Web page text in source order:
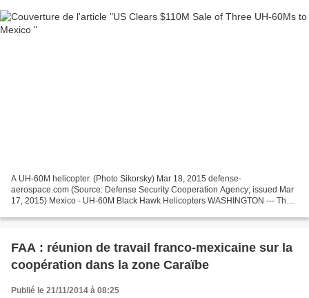
A UH-60M helicopter. (Photo Sikorsky) Mar 18, 2015 defense-
aerospace.com (Source: Defense Security Cooperation Agency; issued Mar
17, 2015) Mexico - UH-60M Black Hawk Helicopters WASHINGTON --- The
FAA : réunion de travail franco-mexicaine sur la
coopération dans la zone Caraïbe
Publié le 21/11/2014 à 08:25